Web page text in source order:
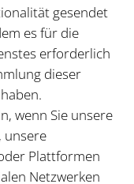
gesendet
es für die
erforderlich
dieser
wenn Sie unsere
unsere
Plattformen
Netzwerken